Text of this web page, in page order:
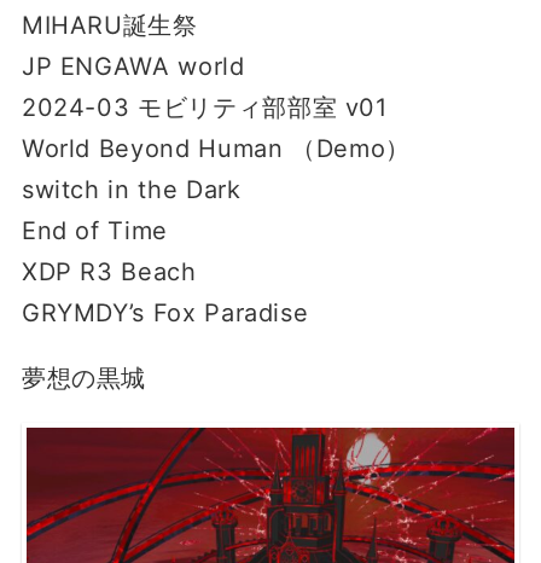
MIHARU誕生祭
JP ENGAWA world
2024-03 モビリティ部部室 v01
World Beyond Human （Demo）
switch in the Dark
End of Time
XDP R3 Beach
GRYMDY’s Fox Paradise
夢想の黒城